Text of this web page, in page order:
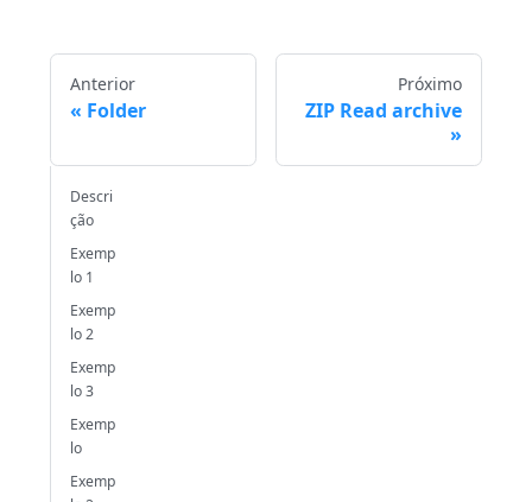
Anterior
Folder
Próximo
ZIP Read archive
Descri
ção
Exemp
lo 1
Exemp
lo 2
Exemp
lo 3
Exemp
lo
Exemp